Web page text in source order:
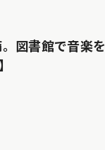
図書館で音楽を